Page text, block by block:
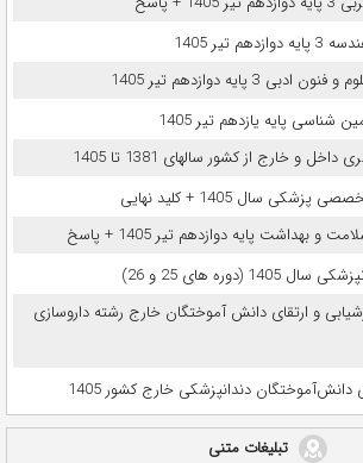
تیر 1405
3 پایه دوازدهم تیر 1405
شناسی پایه یازدهم تیر 1405
و خارج از کشور سالهای 1381 تا 1405
سال 1405 + کلید نهایی
و بهداشت پایه دوازدهم تیر 1405 + پاسخ
(دوره های 25 و 26)
و ارتقای دانش آموختگان خارج رشته داروسازی
دانش‌آموختگان دندانپزشکی خارج کشور 1405
تبلیغات متنی